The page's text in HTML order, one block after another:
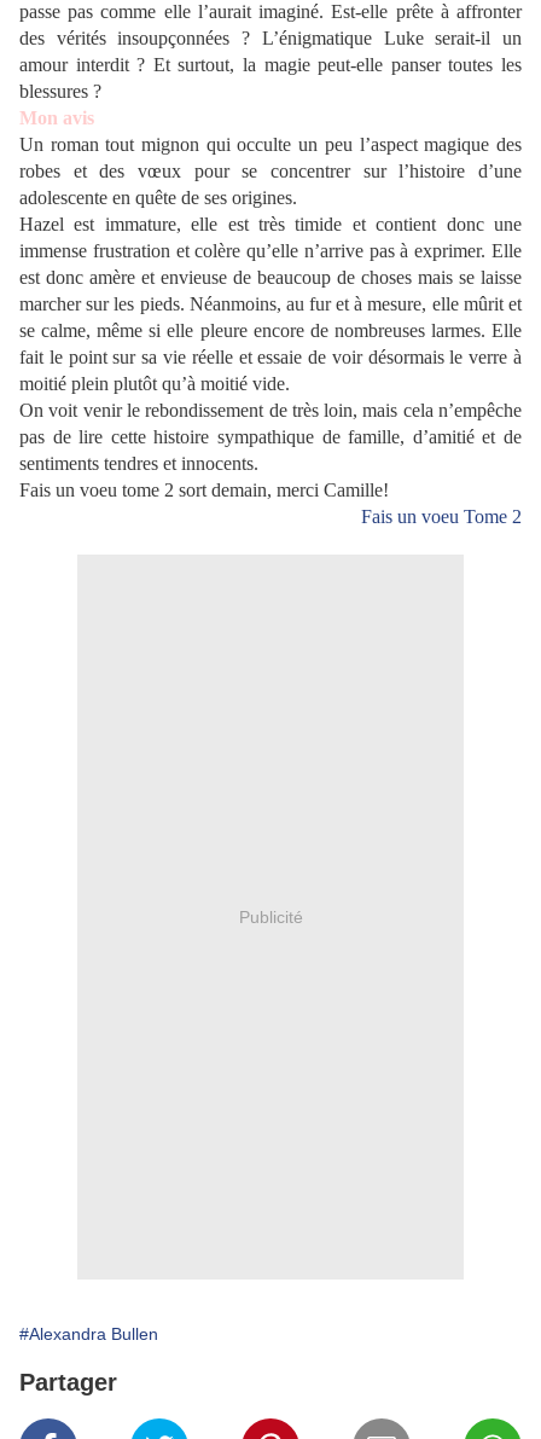
passe pas comme elle l’aurait imaginé. Est-elle prête à affronter
des vérités insoupçonnées ? L’énigmatique Luke serait-il un
amour interdit ? Et surtout, la magie peut-elle panser toutes les
blessures ?
Mon avis
Un roman tout mignon qui occulte un peu l’aspect magique des
robes et des vœux pour se concentrer sur l’histoire d’une
adolescente en quête de ses origines.
Hazel est immature, elle est très timide et contient donc une
immense frustration et colère qu’elle n’arrive pas à exprimer. Elle
est donc amère et envieuse de beaucoup de choses mais se laisse
marcher sur les pieds. Néanmoins, au fur et à mesure, elle mûrit et
se calme, même si elle pleure encore de nombreuses larmes. Elle
fait le point sur sa vie réelle et essaie de voir désormais le verre à
moitié plein plutôt qu’à moitié vide.
On voit venir le rebondissement de très loin, mais cela n’empêche
pas de lire cette histoire sympathique de famille, d’amitié et de
sentiments tendres et innocents.
Fais un voeu tome 2 sort demain, merci Camille!
Fais un voeu Tome 2
Publicité
#Alexandra Bullen
Partager